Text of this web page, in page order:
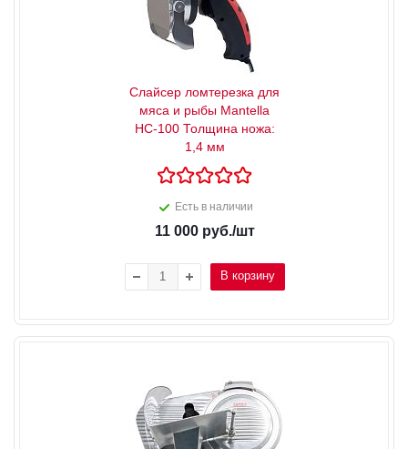
Слайсер ломтерезка для
мяса и рыбы Mantella
HC-100 Толщина ножа:
1,4 мм
Есть в наличии
11 000руб./шт
В корзину